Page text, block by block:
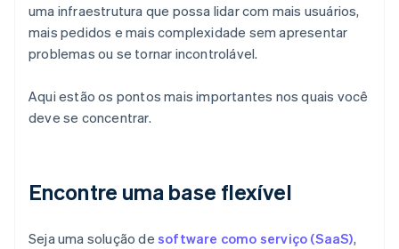
uma infraestrutura que possa lidar com mais usuários,
mais pedidos e mais complexidade sem apresentar
problemas ou se tornar incontrolável.
Aqui estão os pontos mais importantes nos quais você
deve se concentrar.
Encontre uma base flexível
Seja uma solução de software como serviço (SaaS),